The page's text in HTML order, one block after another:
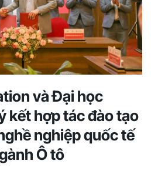
và Đại học
kết hợp tác đào tạo
nghiệp quốc tế
Ô tô